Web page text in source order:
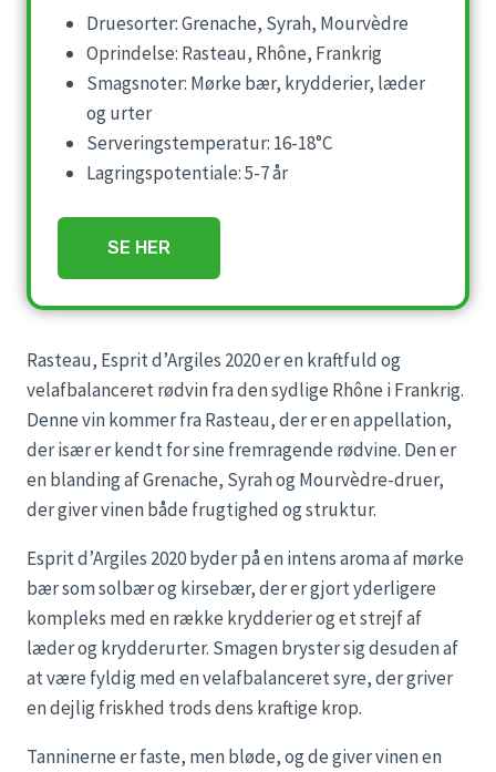
Druesorter: Grenache, Syrah, Mourvèdre
Oprindelse: Rasteau, Rhône, Frankrig
Smagsnoter: Mørke bær, krydderier, læder
og urter
Serveringstemperatur: 16-18°C
Lagringspotentiale: 5-7 år
SE HER
Rasteau, Esprit d’Argiles 2020 er en kraftfuld og
velafbalanceret rødvin fra den sydlige Rhône i Frankrig.
Denne vin kommer fra Rasteau, der er en appellation,
der især er kendt for sine fremragende rødvine. Den er
en blanding af Grenache, Syrah og Mourvèdre-druer,
der giver vinen både frugtighed og struktur.
Esprit d’Argiles 2020 byder på en intens aroma af mørke
bær som solbær og kirsebær, der er gjort yderligere
kompleks med en række krydderier og et strejf af
læder og krydderurter. Smagen bryster sig desuden af
at være fyldig med en velafbalanceret syre, der griver
en dejlig friskhed trods dens kraftige krop.
Tanninerne er faste, men bløde, og de giver vinen en